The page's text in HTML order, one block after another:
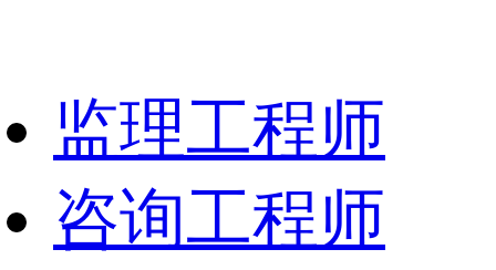
监理工程师
咨询工程师